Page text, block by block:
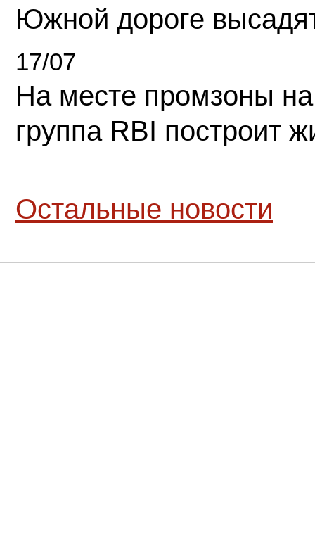
Южной дороге
17/07
На месте промзоны
группа RBI построит
Остальные новости